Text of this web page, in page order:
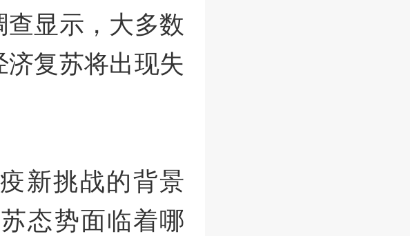
显示，大多数
复苏将出现失
新挑战的背景
态势面临着哪